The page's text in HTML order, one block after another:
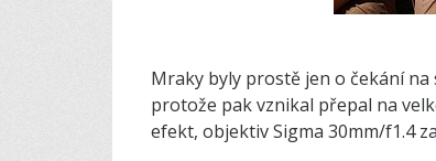
Mraky byly prostě jen o čekání
protože pak vznikal přepal na
efekt, objektiv Sigma 30mm/f1.4